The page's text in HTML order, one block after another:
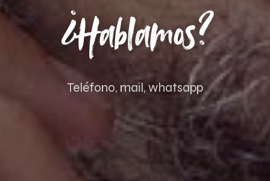
¿Hablamos?
Teléfono, mail, whatsapp